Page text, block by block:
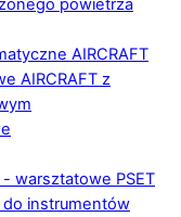
powietrza
AIRCRAFT
AIRCRAFT z
warsztatowe PSET
instrumentów